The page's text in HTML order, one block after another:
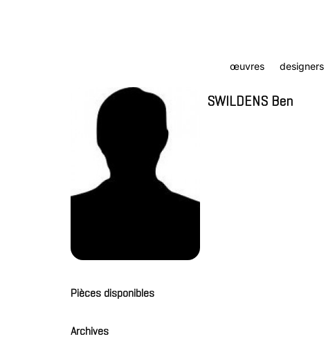
œuvres designers
SWILDENS Ben
Pièces disponibles
Archives